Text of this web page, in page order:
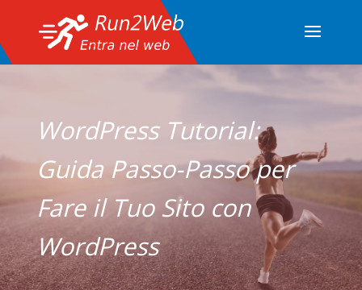
WordPress Tutorial:
Guida Passo-Passo per
Fare il Tuo Sito con
WordPress